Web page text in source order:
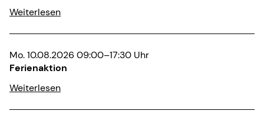
Weiterlesen
Mo. 10.08.2026 09:00–17:30 Uhr
Ferienaktion
Weiterlesen